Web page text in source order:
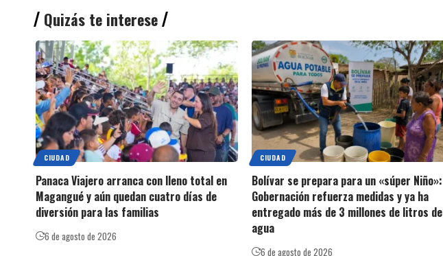
Quizás te interese
CIUDAD
Panaca Viajero arranca con lleno total en
Magangué y aún quedan cuatro días de
diversión para las familias
6 de agosto de 2026
CIUDAD
Bolívar se prepara para un «súper Niño»:
Gobernación refuerza medidas y ya ha
entregado más de 3 millones de litros de
agua
6 de agosto de 2026